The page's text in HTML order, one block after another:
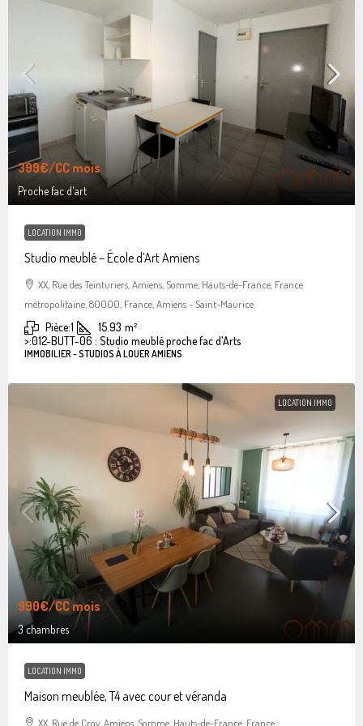
399€/CC mois
Proche fac d'art
LOCATION IMMO
Studio meublé – École d’Art Amiens
XX, Rue des Teinturiers, Amiens, Somme, Hauts-de-France, France
métropolitaine, 80000, France, Amiens - Saint-Maurice
Pièce:1 15.93 m²
>:012-BUTT-06 : Studio meublé proche fac d'Arts
IMMOBILIER - STUDIOS À LOUER AMIENS
LOCATION IMMO
990€/CC mois
3 chambres
LOCATION IMMO
Maison meublée, T4 avec cour et véranda
XX, Rue de Croy, Amiens, Somme, Hauts-de-France, France